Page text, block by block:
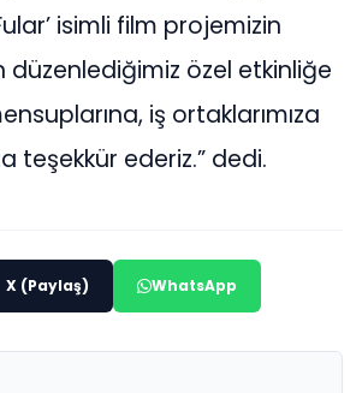
isimli film projemizin
düzenlediğimiz özel etkinliğe
iş ortaklarımıza
teşekkür ederiz.” dedi.
X (Paylaş) WhatsApp